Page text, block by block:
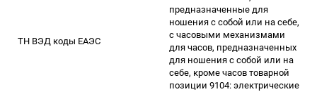
ТН ВЭД коды ЕАЭС
предназначенные для
ношения с собой или на себе,
с часовыми механизмами
для часов, предназначенных
для ношения с собой или на
себе, кроме часов товарной
позиции 9104: электрические